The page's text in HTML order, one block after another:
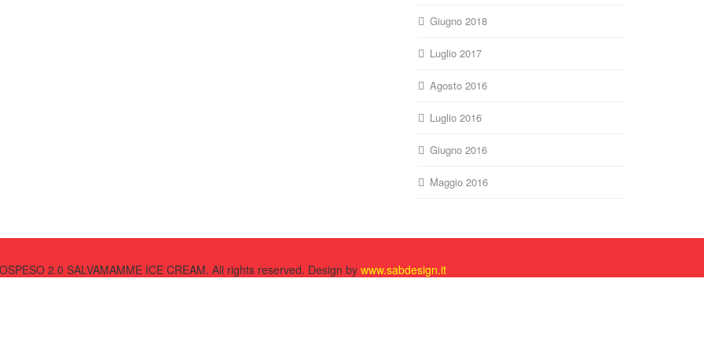
Giugno 2018
Luglio 2017
Agosto 2016
Luglio 2016
Giugno 2016
Maggio 2016
2.0 SALVAMAMME ICE CREAM. All rights reserved. Design by www.sabdesign.it